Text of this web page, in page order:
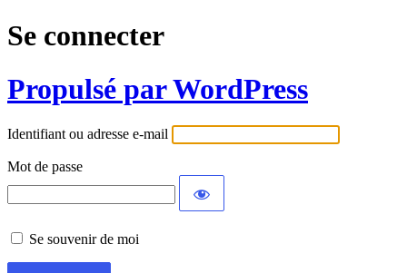
Se connecter
Propulsé par WordPress
Identifiant ou adresse e-mail
Mot de passe
Se souvenir de moi